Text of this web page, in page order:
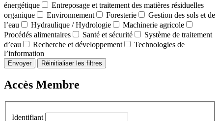
énergétique
Entreposage et traitement des matières résiduelles
organique
Environnement Foresterie
Gestion des sols et de
l’eau
Hydraulique / Hydrologie
Machinerie agricole
Procédés alimentaires
Santé et sécurité
Système de traitement
d’eau
Recherche et développement
Technologies de
l’information
Envoyer Réinitialiser les filtres
Accès Membre
Identifiant